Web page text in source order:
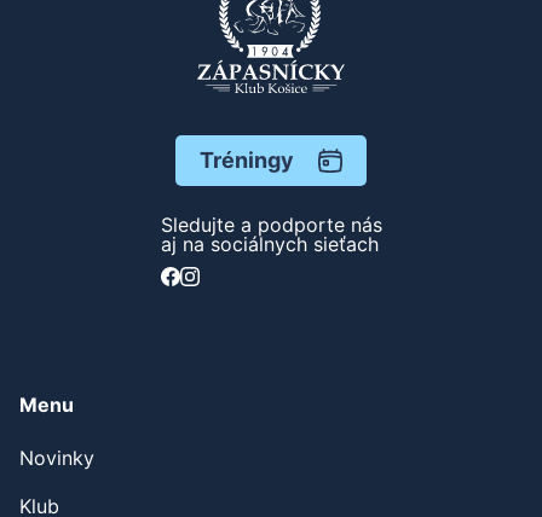
Tréningy
Sledujte a podporte nás
aj na sociálnych sieťach
Menu
Novinky
Klub